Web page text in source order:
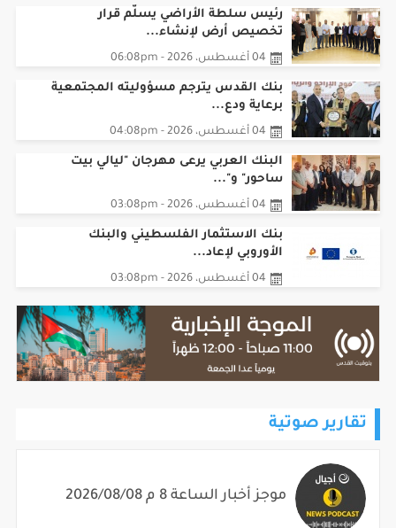
رئيس سلطة الأراضي يسلّم قرار
تخصيص أرض لإنشاء...
04 أغسطس، 2026 - 06:08pm
بنك القدس يترجم مسؤوليته المجتمعية
برعاية ودع...
04 أغسطس، 2026 - 04:08pm
البنك العربي يرعى مهرجان "ليالي بيت
ساحور" و"...
04 أغسطس، 2026 - 03:08pm
بنك الاستثمار الفلسطيني والبنك
الأوروبي لإعاد...
04 أغسطس، 2026 - 03:08pm
تقارير صوتية
موجز أخبار الساعة 8 م 2026/08/08